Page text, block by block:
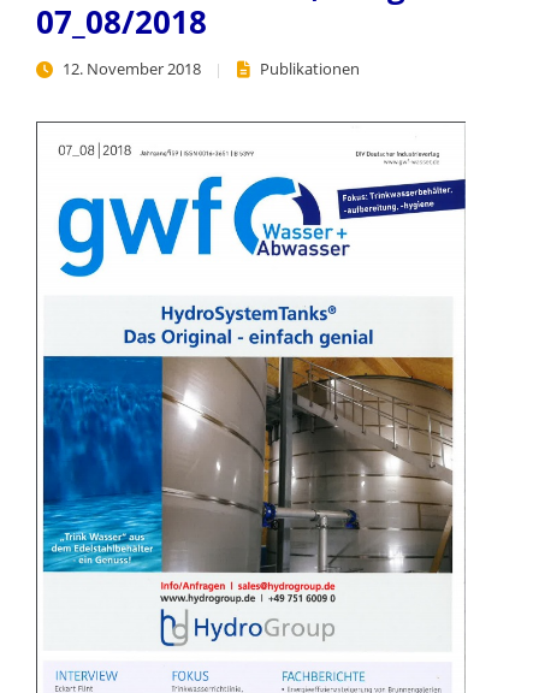
07_08/2018
12. November 2018 Publikationen